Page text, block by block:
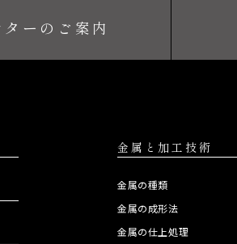
ーのご案内
金属と加工技術
金属の種類
金属の成形法
金属の仕上処理